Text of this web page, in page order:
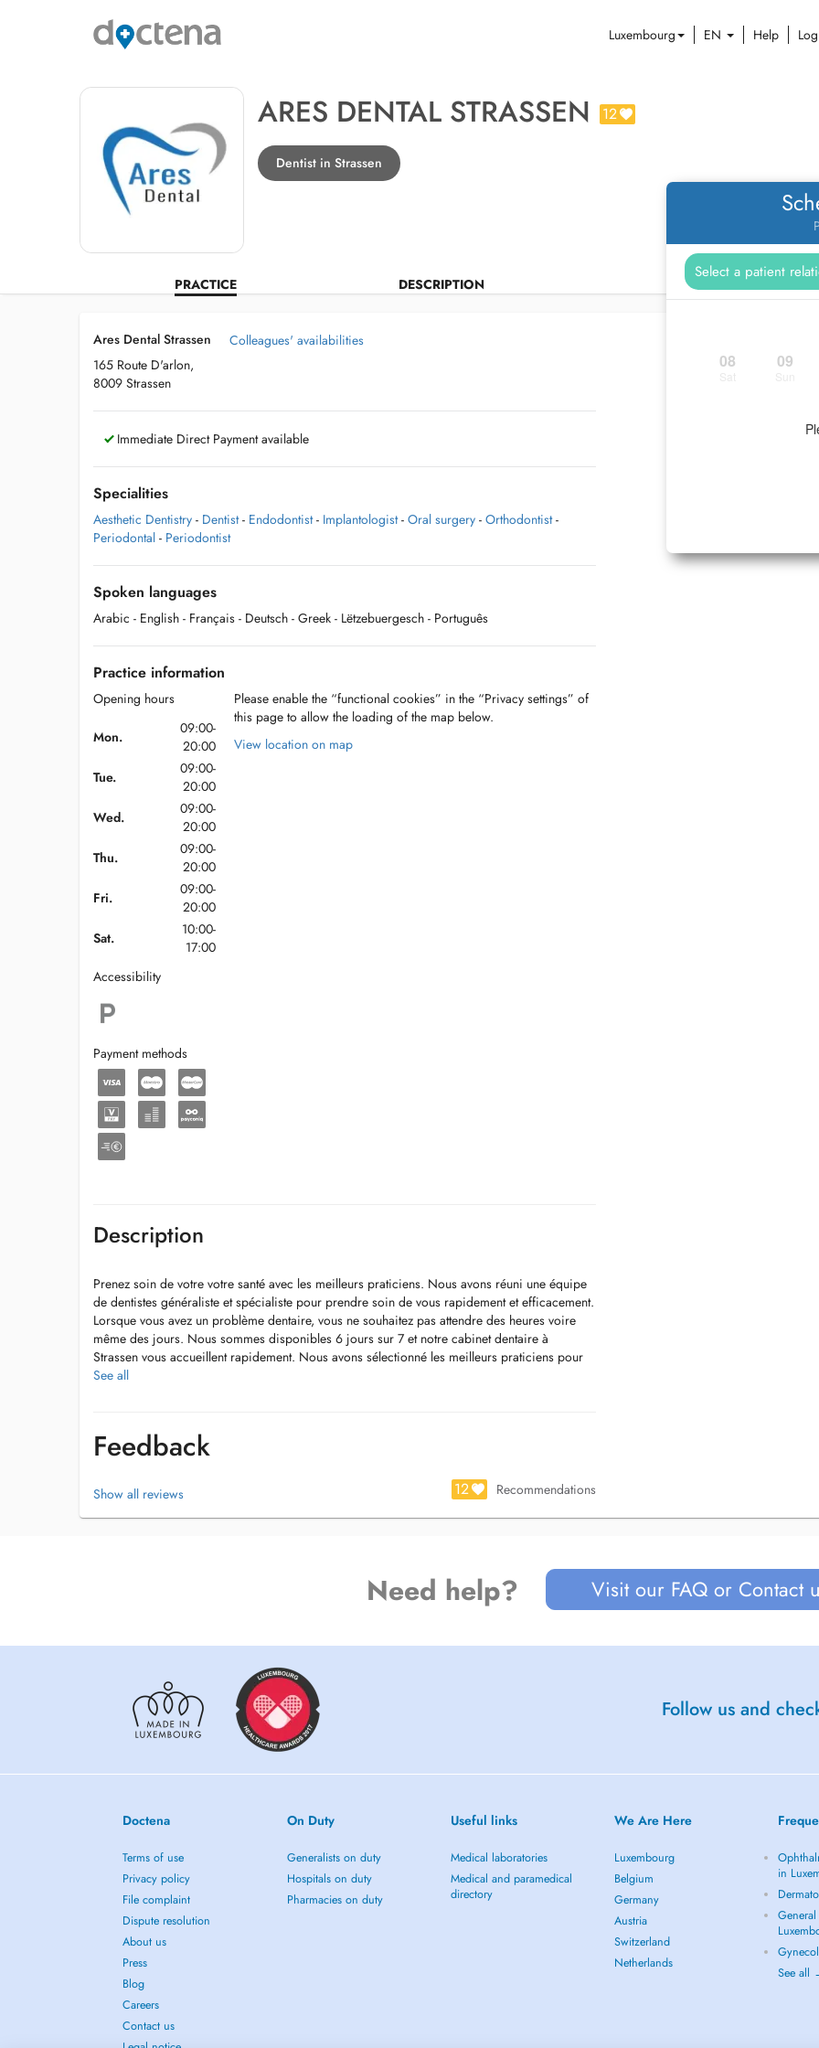
Luxembourg EN Help
ARES DENTAL STRASSEN 12
Dentist in Strassen
PRACTICE DESCRIPTION
08 09
Ares Dental Strassen
165 Route D'arlon,
8009 Strassen
Colleagues' availabilities
Immediate Direct Payment available
Specialities
Aesthetic Dentistry - Dentist - Endodontist - Implantologist - Oral surgery - Orthodontist -
Periodontal - Periodontist
Spoken languages
Arabic - English - Français - Deutsch - Greek - Lëtzebuergesch - Português
Practice information
Opening hours
Mon.
09:00-
20:00
Tue.
09:00-
20:00
Wed.
09:00-
20:00
Thu.
09:00-
20:00
Fri.
09:00-
20:00
Sat.
10:00-
17:00
Accessibility
Payment methods
Please enable the “functional cookies” in the “Privacy settings” of
this page to allow the loading of the map below.
View location on map
Description
Prenez soin de votre votre santé avec les meilleurs praticiens. Nous avons réuni une équipe
de dentistes généraliste et spécialiste pour prendre soin de vous rapidement et efficacement.
Lorsque vous avez un problème dentaire, vous ne souhaitez pas attendre des heures voire
même des jours. Nous sommes disponibles 6 jours sur 7 et notre cabinet dentaire à
Strassen vous accueillent rapidement. Nous avons sélectionné les meilleurs praticiens pour
vous offrir les meilleurs traitements au sein du même cabinet.
See all
Feedback
Show all reviews 12 Recommendations
Need help? Visit our FAQ or Contact
Follow us and
Doctena
Terms of use
Privacy policy
File complaint
Dispute resolution
About us
Press
Blog
Careers
Contact us
On Duty
Generalists on duty
Hospitals on duty
Pharmacies on duty
Useful links
Medical laboratories
Medical and paramedical
directory
We Are Here
Luxembourg
Belgium
Germany
Austria
Switzerland
Netherlands
in
See all